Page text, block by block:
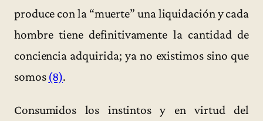
produce con la “muerte” una liquidación y cada
hombre tiene definitivamente la cantidad de
conciencia adquirida; ya no existimos sino que
somos (8).
Consumidos los instintos y en virtud del